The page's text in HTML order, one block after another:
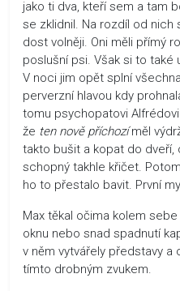
jako ti dva, kteří sem a tam
se zklidnil. Na rozdíl od nich
dost volněji. Oni měli přímý
poslušní psi. Však si to také
V noci jim opět splní
perverzní hlavou kdy
tomu psychopatovi
že ten nově příchozíměl
takto bušit a kopat do dveří,
schopný takhle křičet.
ho to přestalo bavit. První
Max těkal očima kolem
oknu nebo snad spadnutí
v něm vytvářely představy a
tímto drobným zvukem.